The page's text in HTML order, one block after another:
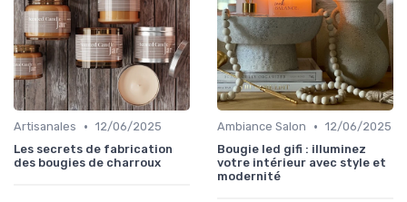
Artisanales • 12/06/2025
Les secrets de fabrication
des bougies de charroux
Ambiance Salon • 12/06/2025
Bougie led gifi : illuminez
votre intérieur avec style et
modernité